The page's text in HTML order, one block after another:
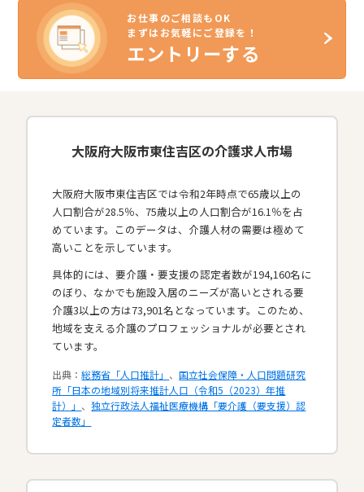
お仕事のご相談もOK
まずはお気軽にご登録を！
エントリーする
大阪府大阪市東住吉区の介護求人市場
大阪府大阪市東住吉区では令和2年時点で65歳以上の
人口割合が28.5％、75歳以上の人口割合が16.1％を占
めています。このデータは、介護人材の需要は極めて
高いことを示しています。
具体的には、要介護・要支援の認定者数が194,160名に
のぼり、なかでも施設入居のニーズが高いとされる要
介護3以上の方は73,901名となっています。このため、
地域を支える介護のプロフェッショナルが必要とされ
ています。​
出典：総務省「人口推計」 、国立社会保障・人口問題研究
所「日本の地域別将来推計人口（令和5（2023）年推
計）」 、独立行政法人福祉医療機構「要介護（要支援）認
定者数」